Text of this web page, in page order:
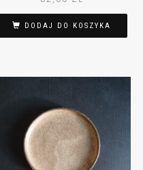
DODAJ DO KOSZYKA